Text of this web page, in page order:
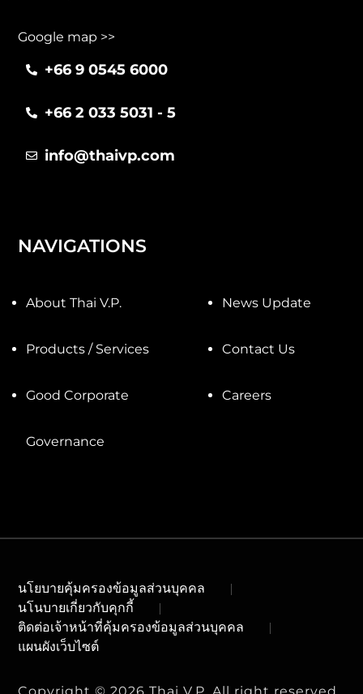
Google map >>
+66 9 0545 6000
+66 2 033 5031 - 5
info@thaivp.com
NAVIGATIONS
About Thai V.P.
Products / Services
Good Corporate
Governance
News Update
Contact Us
Careers
นโยบายคุ้มครองข้อมูลส่วนบุคคล
นโนบายเกี่ยวกับคุกกี้
ติดต่อเจ้าหน้าที่คุ้มครองข้อมูลส่วนบุคคล
แผนผังเว็บไซต์
Copyright © 2026 Thai V.P. All right reserved